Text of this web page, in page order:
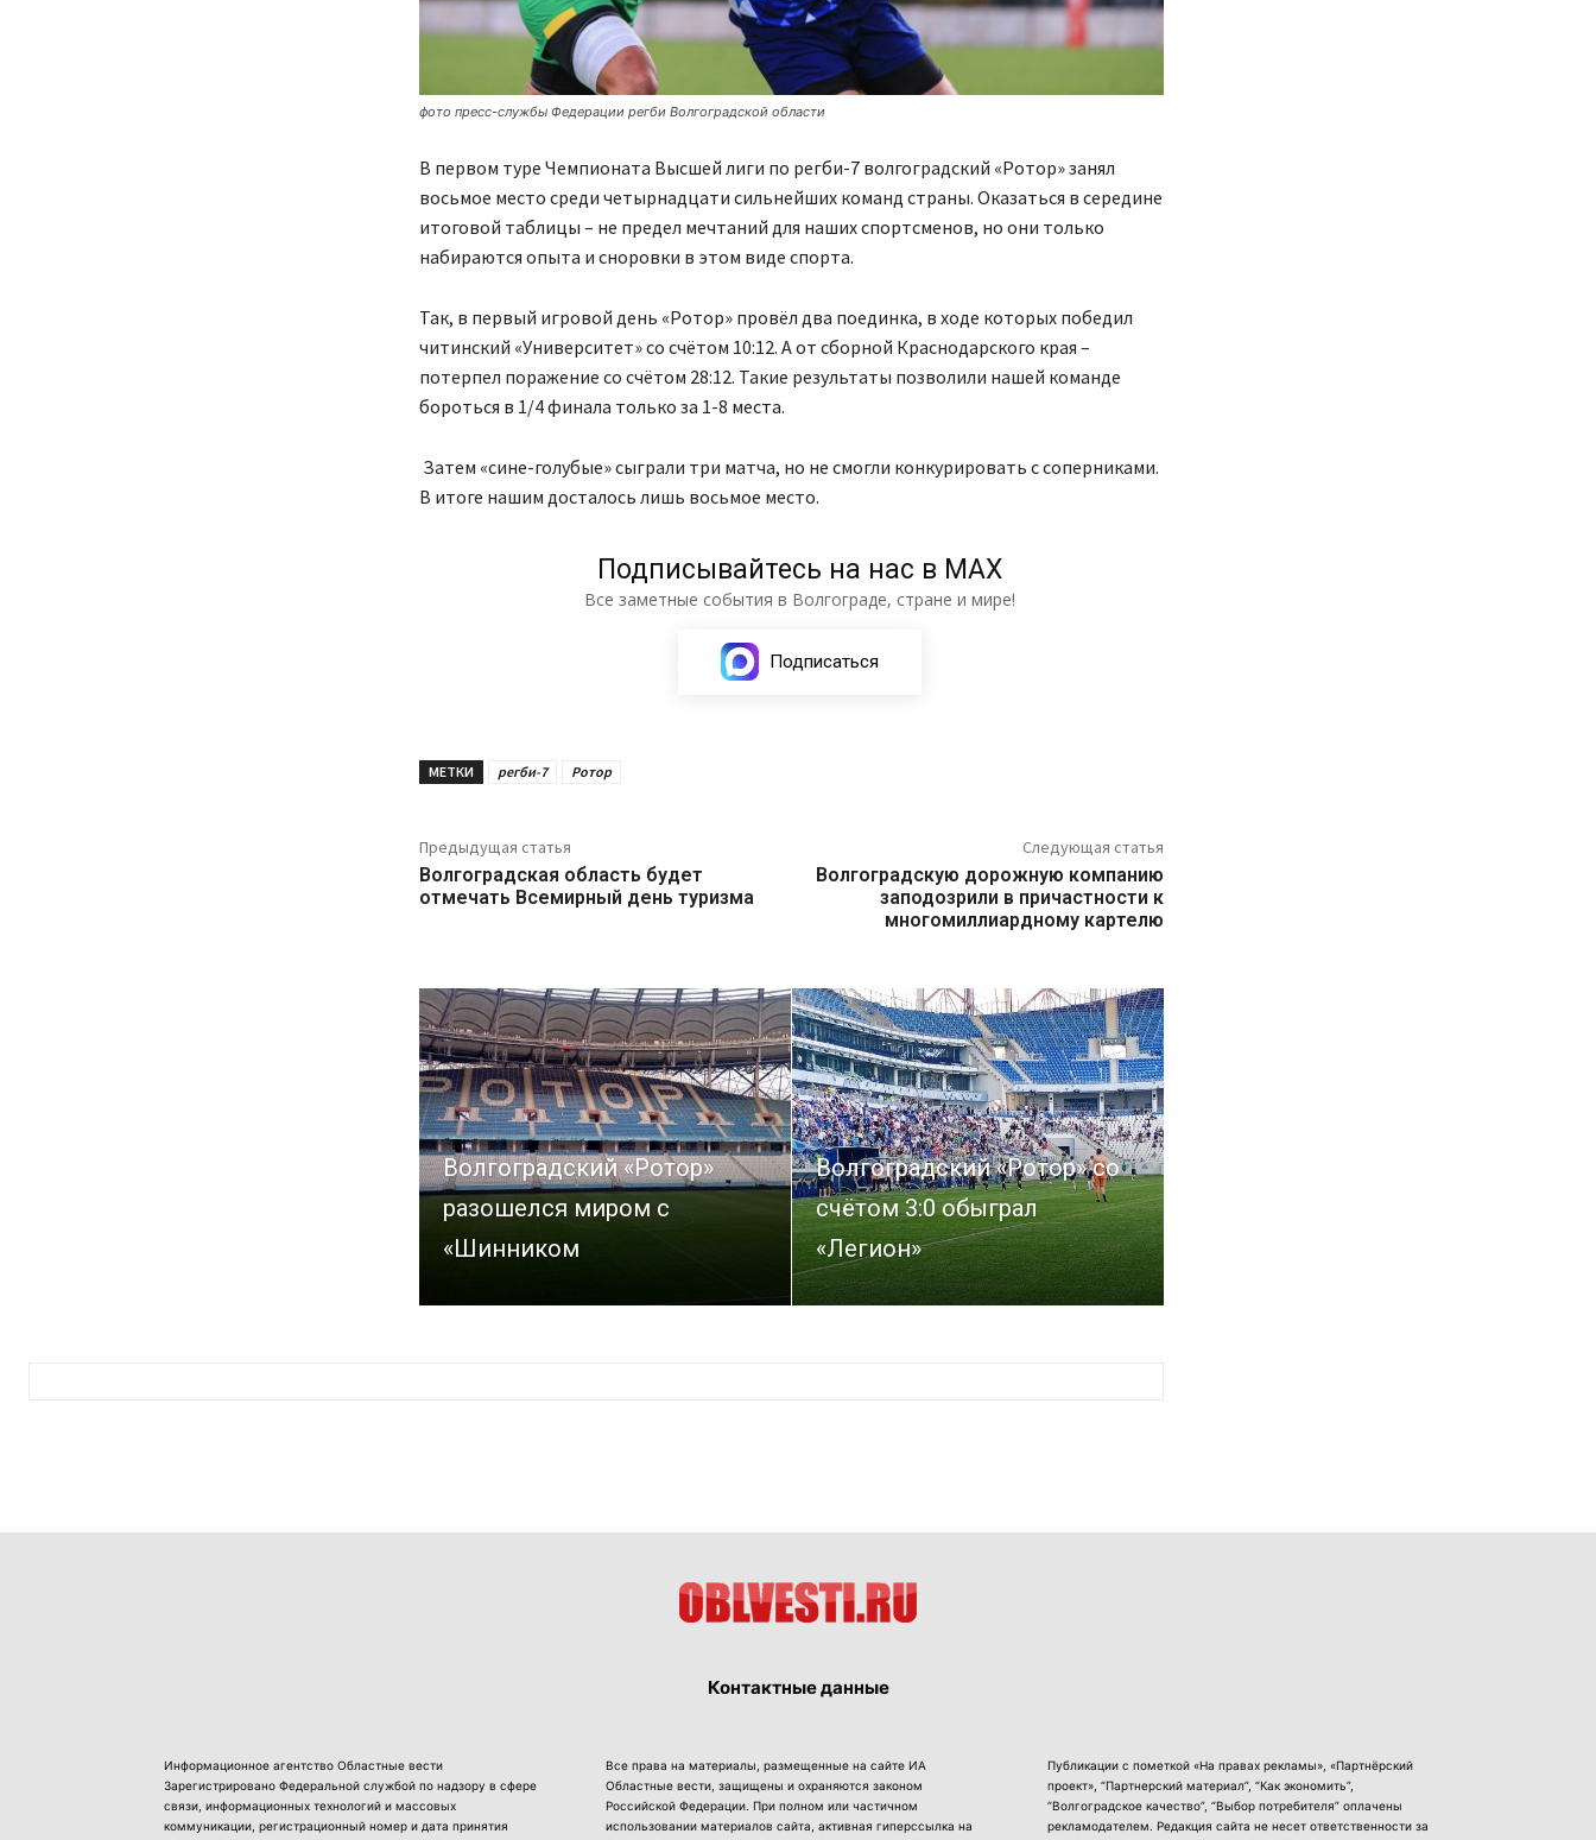
фото пресс-службы Федерации регби Волгоградской области
В первом туре Чемпионата Высшей лиги по регби-7 волгоградский «Ротор» занял
восьмое место среди четырнадцати сильнейших команд страны. Оказаться в середине
итоговой таблицы – не предел мечтаний для наших спортсменов, но они только
набираются опыта и сноровки в этом виде спорта.
Так, в первый игровой день «Ротор» провёл два поединка, в ходе которых победил
читинский «Университет» со счётом 10:12. А от сборной Краснодарского края –
потерпел поражение со счётом 28:12. Такие результаты позволили нашей команде
бороться в 1/4 финала только за 1-8 места.
Затем «сине-голубые» сыграли три матча, но не смогли конкурировать с соперниками.
В итоге нашим досталось лишь восьмое место.
Подписывайтесь на нас в МАХ
Все заметные события в Волгограде, стране и мире!
Подписаться
МЕТКИ регби-7 Ротор
Предыдущая статья
Волгоградская область будет
отмечать Всемирный день туризма
Следующая статья
Волгоградскую дорожную компанию
заподозрили в причастности к
многомиллиардному картелю
Волгоградский «Ротор»
разошелся миром с
«Шинником
Волгоградский «Ротор» со
счётом 3:0 обыграл
«Легион»
Контактные данные
Информационное агентство Областные вести
Зарегистрировано Федеральной службой по надзору в сфере
связи, информационных технологий и массовых
коммуникации, регистрационный номер и дата принятия
Все права на материалы, размещенные на сайте ИА
Областные вести, защищены и охраняются законом
Российской Федерации. При полном или частичном
использовании материалов сайта, активная гиперссылка на
Публикации с пометкой «На правах рекламы», «Партнёрский
проект», “Партнерский материал”, “Как экономить”,
“Волгоградское качество”, “Выбор потребителя” оплачены
рекламодателем. Редакция сайта не несет ответственности за